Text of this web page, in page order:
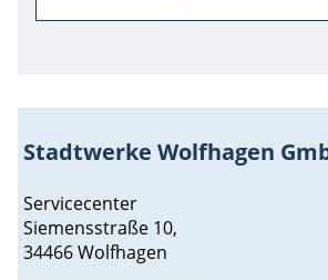
Stadtwerke Wolfhagen
Servicecenter
Siemensstraße 10,
34466 Wolfhagen